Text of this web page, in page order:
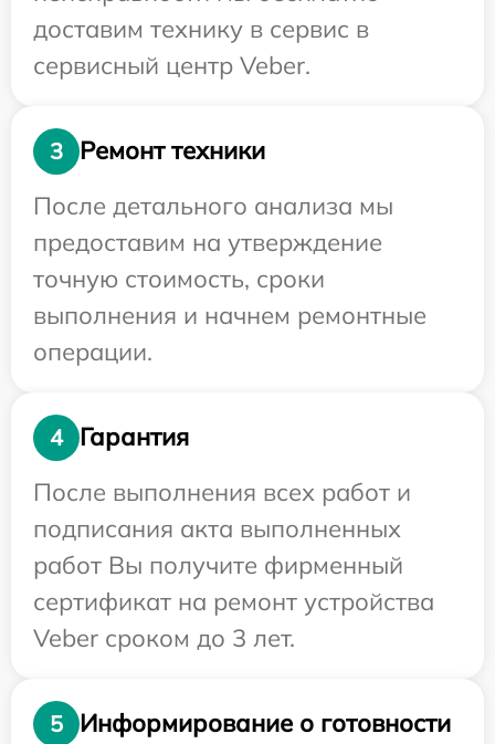
доставим технику в сервис в
сервисный центр Veber.
3
Ремонт техники
После детального анализа мы
предоставим на утверждение
точную стоимость, сроки
выполнения и начнем ремонтные
операции.
4
Гарантия
После выполнения всех работ и
подписания акта выполненных
работ Вы получите фирменный
сертификат на ремонт устройства
Veber сроком до 3 лет.
5
Информирование о готовности